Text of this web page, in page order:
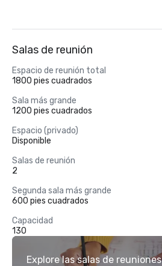
Salas de reunión
Espacio de reunión total
1800 pies cuadrados
Sala más grande
1200 pies cuadrados
Espacio (privado)
Disponible
Salas de reunión
2
Segunda sala más grande
600 pies cuadrados
Capacidad
130
Explore las salas de reuniones